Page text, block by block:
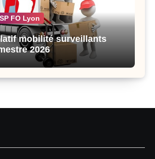
FO Lyon
mobilité surveillants
2026